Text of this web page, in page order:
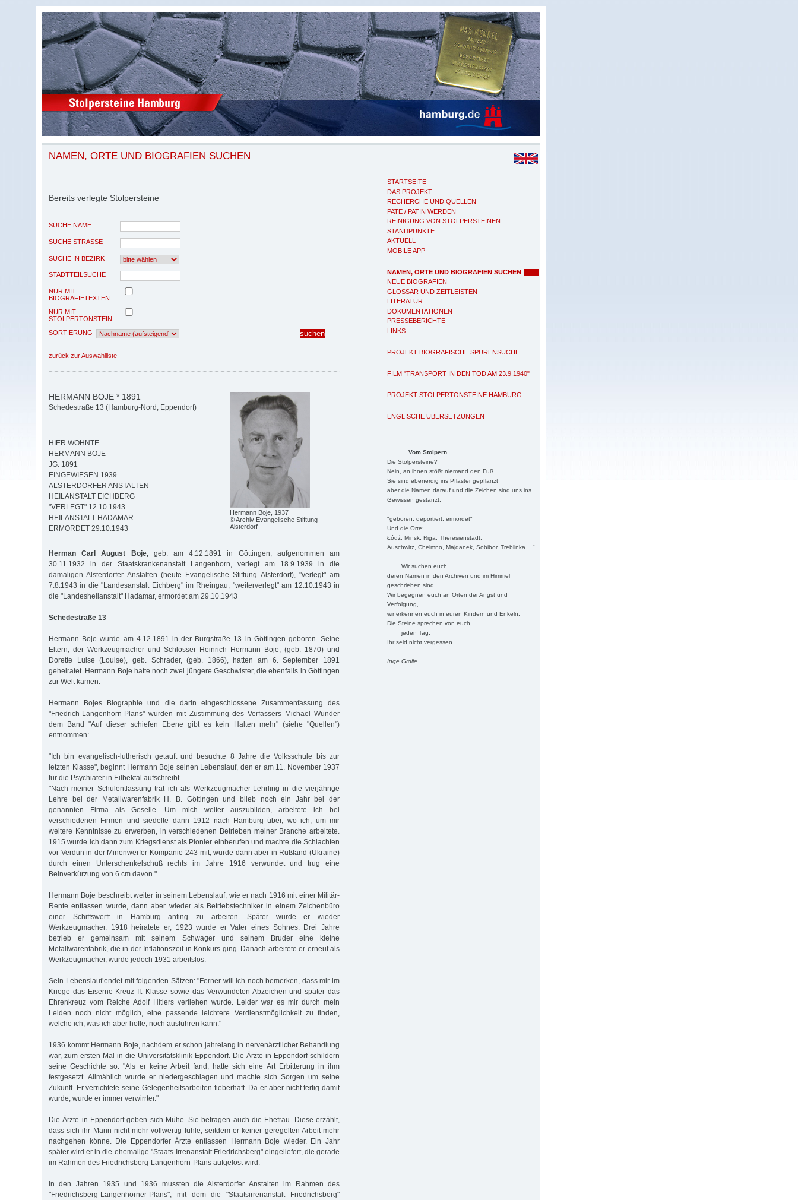
STARTSEITE
DAS PROJEKT
RECHERCHE UND QUELLEN
PATE / PATIN WERDEN
REINIGUNG VON STOLPERSTEINEN
STANDPUNKTE
AKTUELL
MOBILE APP
NAMEN, ORTE UND BIOGRAFIEN SUCHEN
NEUE BIOGRAFIEN
GLOSSAR UND ZEITLEISTEN
LITERATUR
DOKUMENTATIONEN
PRESSEBERICHTE
LINKS
PROJEKT BIOGRAFISCHE SPURENSUCHE
FILM "TRANSPORT IN DEN TOD AM 23.9.1940"
PROJEKT STOLPERTONSTEINE HAMBURG
ENGLISCHE ÜBERSETZUNGEN
Vom Stolpern
Die Stolpersteine?
Nein, an ihnen stößt niemand den Fuß
Sie sind ebenerdig ins Pflaster gepflanzt
aber die Namen darauf und die Zeichen sind uns ins
Gewissen gestanzt:
"geboren, deportiert, ermordet"
Und die Orte:
Łódź, Minsk, Riga, Theresienstadt,
Auschwitz, Chelmno, Majdanek, Sobibor, Treblinka ..."
Wir suchen euch,
deren Namen in den Archiven und im Himmel
geschrieben sind.
Wir begegnen euch an Orten der Angst und
Verfolgung,
wir erkennen euch in euren Kindern und Enkeln.
Die Steine sprechen von euch,
jeden Tag.
Ihr seid nicht vergessen.
Inge Grolle
NAMEN, ORTE UND BIOGRAFIEN SUCHEN
Bereits verlegte Stolpersteine
SUCHE NAME
SUCHE STRASSE
SUCHE IN BEZIRK
STADTTEILSUCHE
NUR MIT
BIOGRAFIETEXTEN
NUR MIT
STOLPERTONSTEIN
SORTIERUNG
zurück zur Auswahlliste
Hermann Boje, 1937
© Archiv Evangelische Stiftung
Alsterdorf
HERMANN BOJE * 1891
Schedestraße 13 (Hamburg-Nord, Eppendorf)
HIER WOHNTE
HERMANN BOJE
JG. 1891
EINGEWIESEN 1939
ALSTERDORFER ANSTALTEN
HEILANSTALT EICHBERG
"VERLEGT" 12.10.1943
HEILANSTALT HADAMAR
ERMORDET 29.10.1943
Herman Carl August Boje, geb. am 4.12.1891 in Göttingen, aufgenommen am
30.11.1932 in der Staatskrankenanstalt Langenhorn, verlegt am 18.9.1939 in die
damaligen Alsterdorfer Anstalten (heute Evangelische Stiftung Alsterdorf), "verlegt" am
7.8.1943 in die "Landesanstalt Eichberg" im Rheingau, "weiterverlegt" am 12.10.1943 in
die "Landesheilanstalt" Hadamar, ermordet am 29.10.1943
Schedestraße 13
Hermann Boje wurde am 4.12.1891 in der Burgstraße 13 in Göttingen geboren. Seine
Eltern, der Werkzeugmacher und Schlosser Heinrich Hermann Boje, (geb. 1870) und
Dorette Luise (Louise), geb. Schrader, (geb. 1866), hatten am 6. September 1891
geheiratet. Hermann Boje hatte noch zwei jüngere Geschwister, die ebenfalls in Göttingen
zur Welt kamen.
Hermann Bojes Biographie und die darin eingeschlossene Zusammenfassung des
"Friedrich-Langenhorn-Plans" wurden mit Zustimmung des Verfassers Michael Wunder
dem Band "Auf dieser schiefen Ebene gibt es kein Halten mehr" (siehe "Quellen")
entnommen:
"Ich bin evangelisch-lutherisch getauft und besuchte 8 Jahre die Volksschule bis zur
letzten Klasse", beginnt Hermann Boje seinen Lebenslauf, den er am 11. November 1937
für die Psychiater in Eilbektal aufschreibt.
"Nach meiner Schulentlassung trat ich als Werkzeugmacher-Lehrling in die vierjährige
Lehre bei der Metallwarenfabrik H. B. Göttingen und blieb noch ein Jahr bei der
genannten Firma als Geselle. Um mich weiter auszubilden, arbeitete ich bei
verschiedenen Firmen und siedelte dann 1912 nach Hamburg über, wo ich, um mir
weitere Kenntnisse zu erwerben, in verschiedenen Betrieben meiner Branche arbeitete.
1915 wurde ich dann zum Kriegsdienst als Pionier einberufen und machte die Schlachten
vor Verdun in der Minenwerfer-Kompanie 243 mit, wurde dann aber in Rußland (Ukraine)
durch einen Unterschenkelschuß rechts im Jahre 1916 verwundet und trug eine
Beinverkürzung von 6 cm davon."
Hermann Boje beschreibt weiter in seinem Lebenslauf, wie er nach 1916 mit einer Militär-
Rente entlassen wurde, dann aber wieder als Betriebstechniker in einem Zeichenbüro
einer Schiffswerft in Hamburg anfing zu arbeiten. Später wurde er wieder
Werkzeugmacher. 1918 heiratete er, 1923 wurde er Vater eines Sohnes. Drei Jahre
betrieb er gemeinsam mit seinem Schwager und seinem Bruder eine kleine
Metallwarenfabrik, die in der Inflationszeit in Konkurs ging. Danach arbeitete er erneut als
Werkzeugmacher, wurde jedoch 1931 arbeitslos.
Sein Lebenslauf endet mit folgenden Sätzen: "Ferner will ich noch bemerken, dass mir im
Kriege das Eiserne Kreuz II. Klasse sowie das Verwundeten-Abzeichen und später das
Ehrenkreuz vom Reiche Adolf Hitlers verliehen wurde. Leider war es mir durch mein
Leiden noch nicht möglich, eine passende leichtere Verdienstmöglichkeit zu finden,
welche ich, was ich aber hoffe, noch ausführen kann."
1936 kommt Hermann Boje, nachdem er schon jahrelang in nervenärztlicher Behandlung
war, zum ersten Mal in die Universitätsklinik Eppendorf. Die Ärzte in Eppendorf schildern
seine Geschichte so: "Als er keine Arbeit fand, hatte sich eine Art Erbitterung in ihm
festgesetzt. Allmählich wurde er niedergeschlagen und machte sich Sorgen um seine
Zukunft. Er verrichtete seine Gelegenheitsarbeiten fieberhaft. Da er aber nicht fertig damit
wurde, wurde er immer verwirrter."
Die Ärzte in Eppendorf geben sich Mühe. Sie befragen auch die Ehefrau. Diese erzählt,
dass sich ihr Mann nicht mehr vollwertig fühle, seitdem er keiner geregelten Arbeit mehr
nachgehen könne. Die Eppendorfer Ärzte entlassen Hermann Boje wieder. Ein Jahr
später wird er in die ehemalige "Staats-Irrenanstalt Friedrichsberg" eingeliefert, die gerade
im Rahmen des Friedrichsberg-Langenhorn-Plans aufgelöst wird.
In den Jahren 1935 und 1936 mussten die Alsterdorfer Anstalten im Rahmen des
"Friedrichsberg-Langenhorner-Plans", mit dem die "Staatsirrenanstalt Friedrichsberg"